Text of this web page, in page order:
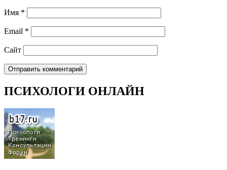
Имя *
Email *
Сайт
ПСИХОЛОГИ ОНЛАЙН